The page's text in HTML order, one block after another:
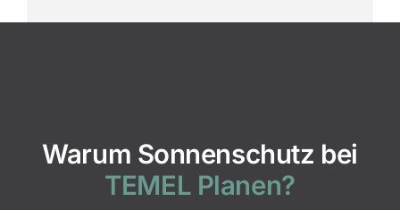
Warum Sonnenschutz bei
TEMEL Planen?